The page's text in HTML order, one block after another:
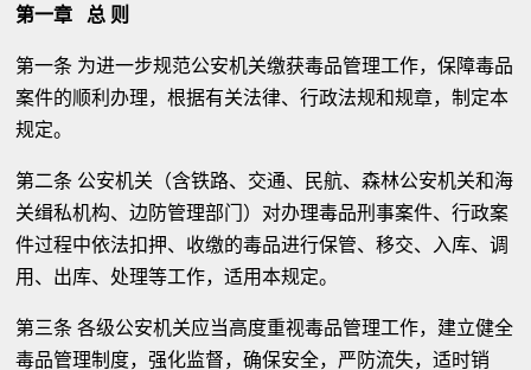
第一章 总 则
第一条 为进一步规范公安机关缴获毒品管理工作，保障毒品
案件的顺利办理，根据有关法律、行政法规和规章，制定本
规定。
第二条 公安机关（含铁路、交通、民航、森林公安机关和海
关缉私机构、边防管理部门）对办理毒品刑事案件、行政案
件过程中依法扣押、收缴的毒品进行保管、移交、入库、调
用、出库、处理等工作，适用本规定。
第三条 各级公安机关应当高度重视毒品管理工作，建立健全
毒品管理制度，强化监督，确保安全，严防流失，适时销